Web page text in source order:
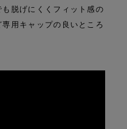
脱げにくくフィット感の
用キャップの良いところ